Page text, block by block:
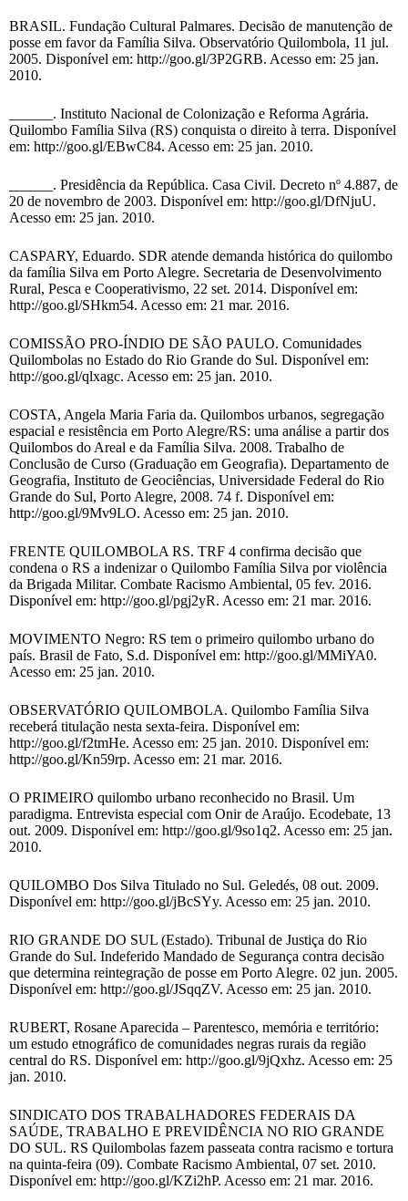
BRASIL. Fundação Cultural Palmares. Decisão de manutenção de
posse em favor da Família Silva. Observatório Quilombola, 11 jul.
2005. Disponível em: http://goo.gl/3P2GRB. Acesso em: 25 jan.
2010.
______. Instituto Nacional de Colonização e Reforma Agrária.
Quilombo Família Silva (RS) conquista o direito à terra. Disponível
em: http://goo.gl/EBwC84. Acesso em: 25 jan. 2010.
______. Presidência da República. Casa Civil. Decreto nº 4.887, de
20 de novembro de 2003. Disponível em: http://goo.gl/DfNjuU.
Acesso em: 25 jan. 2010.
CASPARY, Eduardo. SDR atende demanda histórica do quilombo
da família Silva em Porto Alegre. Secretaria de Desenvolvimento
Rural, Pesca e Cooperativismo, 22 set. 2014. Disponível em:
http://goo.gl/SHkm54. Acesso em: 21 mar. 2016.
COMISSÃO PRO-ÍNDIO DE SÃO PAULO. Comunidades
Quilombolas no Estado do Rio Grande do Sul. Disponível em:
http://goo.gl/qlxagc. Acesso em: 25 jan. 2010.
COSTA, Angela Maria Faria da. Quilombos urbanos, segregação
espacial e resistência em Porto Alegre/RS: uma análise a partir dos
Quilombos do Areal e da Família Silva. 2008. Trabalho de
Conclusão de Curso (Graduação em Geografia). Departamento de
Geografia, Instituto de Geociências, Universidade Federal do Rio
Grande do Sul, Porto Alegre, 2008. 74 f. Disponível em:
http://goo.gl/9Mv9LO. Acesso em: 25 jan. 2010.
FRENTE QUILOMBOLA RS. TRF 4 confirma decisão que
condena o RS a indenizar o Quilombo Família Silva por violência
da Brigada Militar. Combate Racismo Ambiental, 05 fev. 2016.
Disponível em: http://goo.gl/pgj2yR. Acesso em: 21 mar. 2016.
MOVIMENTO Negro: RS tem o primeiro quilombo urbano do
país. Brasil de Fato, S.d. Disponível em: http://goo.gl/MMiYA0.
Acesso em: 25 jan. 2010.
OBSERVATÓRIO QUILOMBOLA. Quilombo Família Silva
receberá titulação nesta sexta-feira. Disponível em:
http://goo.gl/f2tmHe. Acesso em: 25 jan. 2010. Disponível em:
http://goo.gl/Kn59rp. Acesso em: 21 mar. 2016.
O PRIMEIRO quilombo urbano reconhecido no Brasil. Um
paradigma. Entrevista especial com Onir de Araújo. Ecodebate, 13
out. 2009. Disponível em: http://goo.gl/9so1q2. Acesso em: 25 jan.
2010.
QUILOMBO Dos Silva Titulado no Sul. Geledés, 08 out. 2009.
Disponível em: http://goo.gl/jBcSYy. Acesso em: 25 jan. 2010.
RIO GRANDE DO SUL (Estado). Tribunal de Justiça do Rio
Grande do Sul. Indeferido Mandado de Segurança contra decisão
que determina reintegração de posse em Porto Alegre. 02 jun. 2005.
Disponível em: http://goo.gl/JSqqZV. Acesso em: 25 jan. 2010.
RUBERT, Rosane Aparecida – Parentesco, memória e território:
um estudo etnográfico de comunidades negras rurais da região
central do RS. Disponível em: http://goo.gl/9jQxhz. Acesso em: 25
jan. 2010.
SINDICATO DOS TRABALHADORES FEDERAIS DA
SAÚDE, TRABALHO E PREVIDÊNCIA NO RIO GRANDE
DO SUL. RS Quilombolas fazem passeata contra racismo e tortura
na quinta-feira (09). Combate Racismo Ambiental, 07 set. 2010.
Disponível em: http://goo.gl/KZi2hP. Acesso em: 21 mar. 2016.